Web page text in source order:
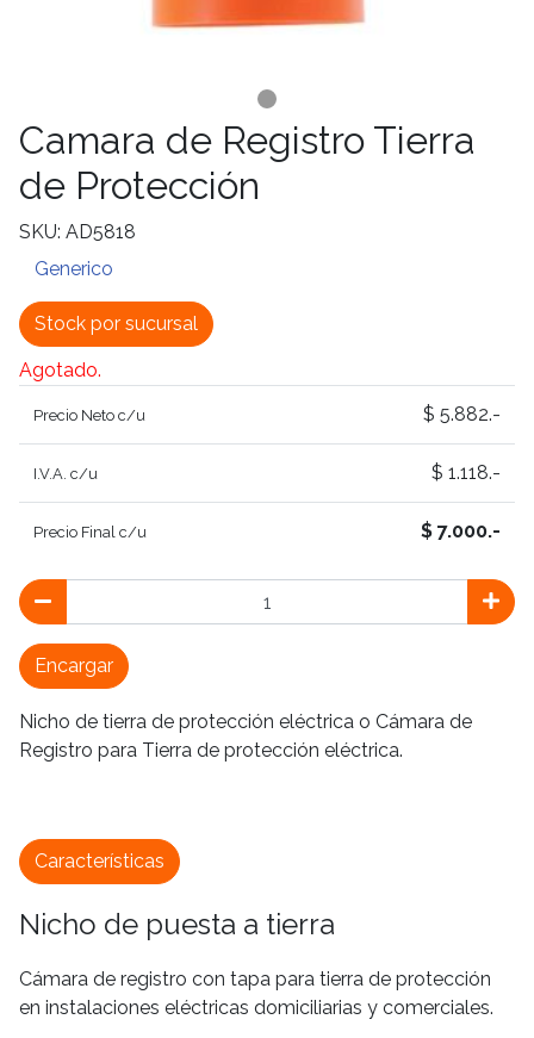
Camara de Registro Tierra
de Protección
SKU: AD5818
Generico
Stock por sucursal
Agotado.
Precio Neto c/u $ 5.882.-
I.V.A. c/u $ 1.118.-
Precio Final c/u $ 7.000.-
Encargar
Nicho de tierra de protección eléctrica o Cámara de
Registro para Tierra de protección eléctrica.
Nicho de puesta a tierra
Cámara de registro con tapa para tierra de protección
en instalaciones eléctricas domiciliarias y comerciales.
Características